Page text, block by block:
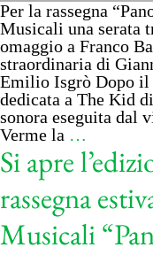
Per la rassegna
Musicali una serata
omaggio a Franco
straordinaria di
Emilio Isgrò Dopo il
dedicata a The Kid
sonora eseguita dal
Verme la …
Si apre
rassegna
Musicali